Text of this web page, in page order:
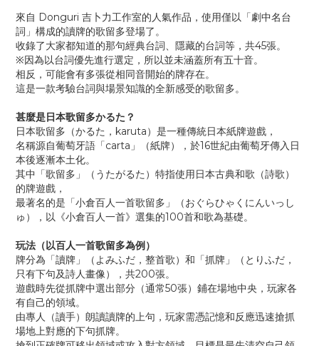
來自 Donguri 吉卜力工作室的人氣作品，使用僅以「劇中名台
詞」構成的讀牌的歌留多登場了。
收錄了大家都知道的那句經典台詞、隱藏的台詞等，共45張。
※因為以台詞優先進行選定，所以並未涵蓋所有五十音。
相反，可能會有多張從相同音開始的牌存在。
這是一款考驗台詞與場景知識的全新感受的歌留多。
甚麼是日本歌留多かるた？
日本歌留多（かるた，karuta）是一種傳統日本紙牌遊戲，
名稱源自葡萄牙語「carta」（紙牌），於16世紀由葡萄牙傳入日
本後逐漸本土化。
其中「歌留多」（うたがるた）特指使用日本古典和歌（詩歌）
的牌遊戲，
最著名的是「小倉百人一首歌留多」（おぐらひゃくにんいっし
ゅ），以《小倉百人一首》選集的100首和歌為基礎。
玩法（以百人一首歌留多為例）
牌分為「讀牌」（よみふだ，整首歌）和「抓牌」（とりふだ，
只有下句及詩人畫像），共200張。
遊戲時先從抓牌中選出部分（通常50張）鋪在場地中央，玩家各
有自己的領域。
由專人（讀手）朗讀讀牌的上句，玩家需憑記憶和反應迅速搶抓
場地上對應的下句抓牌。